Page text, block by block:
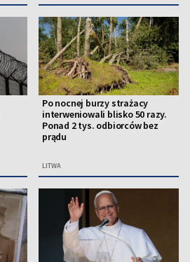
Po nocnej burzy strażacy
interweniowali blisko 50 razy.
Ponad 2 tys. odbiorców bez
prądu
LITWA